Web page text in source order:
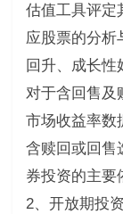
估值工具评定
应股票的分析
回升、成长性
对于含回售及
市场收益率数
含赎回或回售
券投资的主要
2、开放期投